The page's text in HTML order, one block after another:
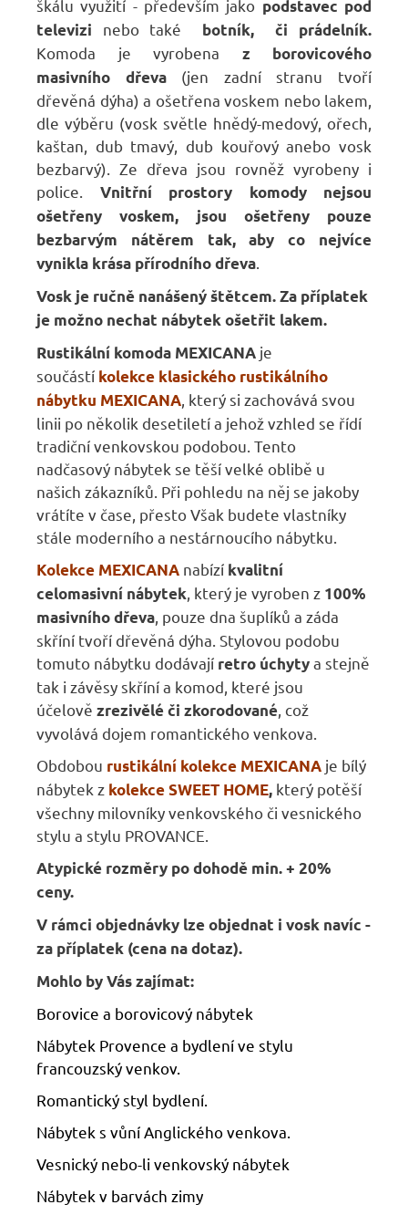
škálu využití - především jako podstavec pod
televizi nebo také botník, či prádelník.
Komoda je vyrobena z borovicového
masivního dřeva(jen zadní stranu tvoří
dřevěná dýha) a ošetřena voskem nebo lakem,
dle výběru (vosk světle hnědý-medový, ořech,
kaštan, dub tmavý, dub kouřový anebo vosk
bezbarvý). Ze dřeva jsou rovněž vyrobeny i
police. Vnitřní prostory komody nejsou
ošetřeny voskem, jsou ošetřeny pouze
bezbarvým nátěrem tak, aby co nejvíce
vynikla krása přírodního dřeva.
Vosk je ručně nanášený štětcem.Za příplatek
je možno nechat nábytek ošetřit lakem.
Rustikální komoda MEXICANA je
součástí kolekce klasického rustikálního
nábytku MEXICANA, který si zachovává svou
linii po několik desetiletí a jehož vzhled se řídí
tradiční venkovskou podobou. Tento
nadčasový nábytek se těší velké oblibě u
našich zákazníků. Při pohledu na něj se jakoby
vrátíte v čase, přesto Však budete vlastníky
stále moderního a nestárnoucího nábytku.
Kolekce MEXICANA nabízí kvalitní
celomasivní nábytek, který je vyroben z 100%
masivního dřeva, pouze dna šuplíků a záda
skříní tvoří dřevěná dýha. Stylovou podobu
tomuto nábytku dodávají retro úchytya stejně
tak i závěsy skříní a komod, které jsou
účelově zrezivělé či zkorodované, což
vyvolává dojem romantického venkova.
Obdobou rustikální kolekce MEXICANA je bílý
nábytek z kolekce SWEET HOME, který potěší
všechny milovníky venkovského či vesnického
stylu a stylu PROVANCE.
Atypické rozměry po dohodě min. + 20%
ceny.
V rámci objednávky lze objednat i vosk navíc -
za příplatek (cena na dotaz).
Mohlo by Vás zajímat:
Borovice a borovicový nábytek
Nábytek Provence a bydlení ve stylu
francouzský venkov.
Romantický styl bydlení.
Nábytek s vůní Anglického venkova.
Vesnický nebo-li venkovský nábytek
Nábytek v barvách zimy